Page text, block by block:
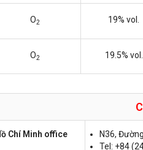
O2 19% vol.
O2 19.5% vol.
Chí Minh office
N36,
Tel: +84